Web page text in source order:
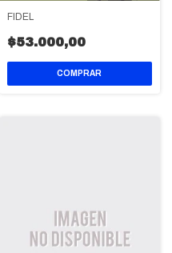
FIDEL
$53.000,00